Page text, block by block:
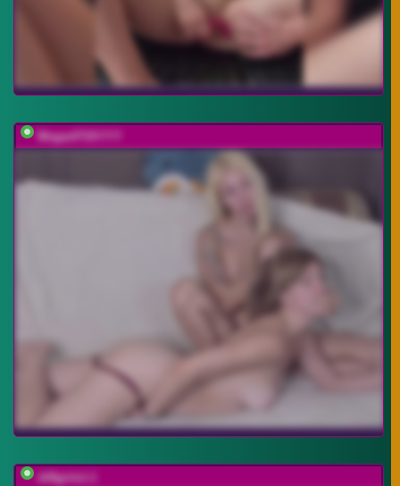
MeganFOXYYY
diffgirls1-1